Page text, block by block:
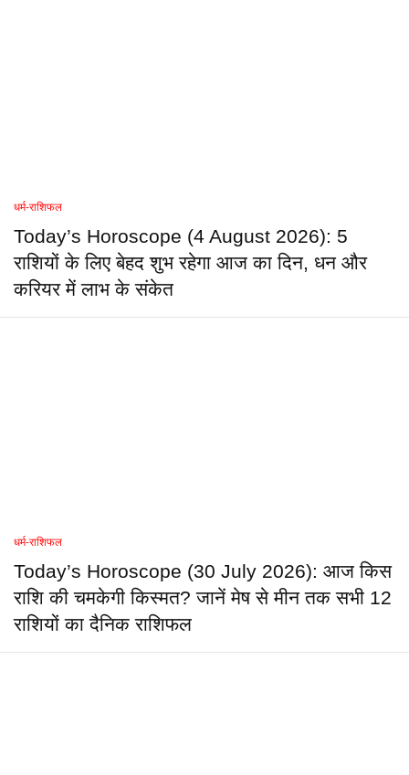
धर्म-राशिफल
Today’s Horoscope (4 August 2026): 5
राशियों के लिए बेहद शुभ रहेगा आज का दिन, धन और
करियर में लाभ के संकेत
धर्म-राशिफल
Today’s Horoscope (30 July 2026): आज किस
राशि की चमकेगी किस्मत? जानें मेष से मीन तक सभी 12
राशियों का दैनिक राशिफल